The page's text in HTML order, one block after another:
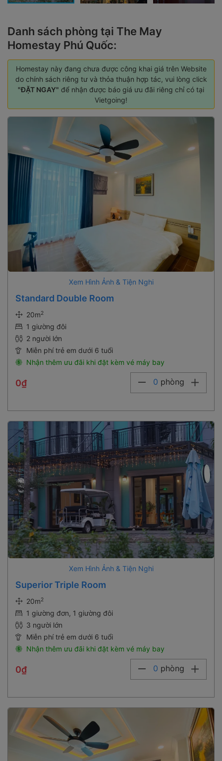
Danh sách phòng tại The May
Homestay Phú Quốc:
Homestay này đang chưa được công khai giá trên Website
do chính sách riêng tư và thỏa thuận hợp tác, vui lòng click
"ĐẶT NGAY"để nhận được báo giá ưu đãi riêng chỉ có tại
Vietgoing!
Xem Hình Ảnh & Tiện Nghi
1 giường đôi
2 người lớn
Miễn phí trẻ em dưới 6 tuổi
Nhận thêm ưu đãi khi đặt kèm vé máy bay
0 phòng
Xem Hình Ảnh & Tiện Nghi
1 giường đơn, 1 giường đôi
3 người lớn
Miễn phí trẻ em dưới 6 tuổi
Nhận thêm ưu đãi khi đặt kèm vé máy bay
0 phòng